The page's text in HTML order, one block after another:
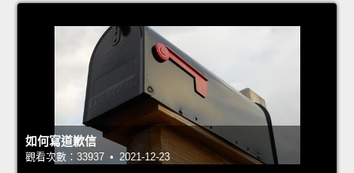
如何寫道歉信
觀看次數：33937 • 2021-12-23